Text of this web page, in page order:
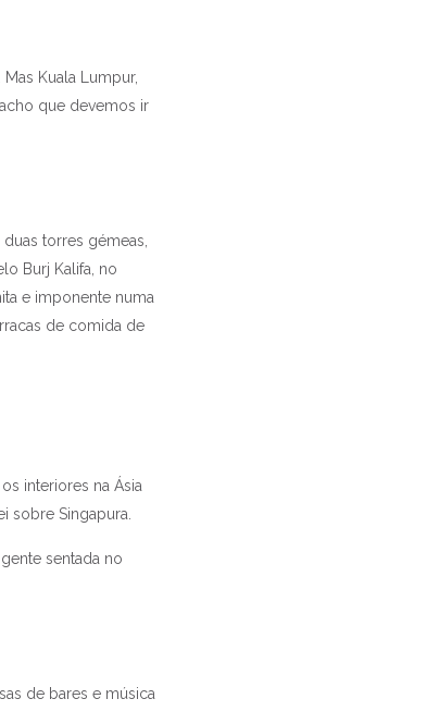
Kuala Lumpur,
que devemos ir
torres gémeas,
Burj Kalifa, no
e imponente numa
de comida de
interiores na Ásia
sobre Singapura.
sentada no
de bares e música